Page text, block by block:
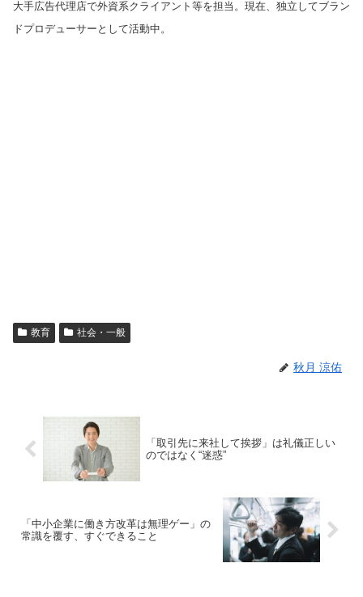
大手広告代理店で外資系クライアント等を担当。現在、独立してブラン
ドプロデューサーとして活動中。
教育 社会・一般
秋月 涼佑
「取引先に来社して挨拶」は礼儀正しい
のではなく“迷惑”
「中小企業に働き方改革は無理ゲー」の
常識を覆す、すぐできること